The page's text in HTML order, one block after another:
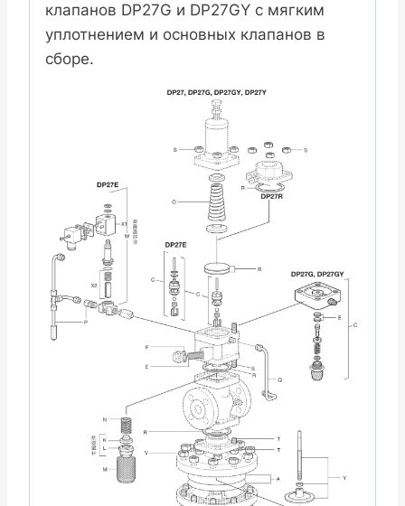
клапанов DP27G и DP27GY с мягким
уплотнением и основных клапанов в
сборе.